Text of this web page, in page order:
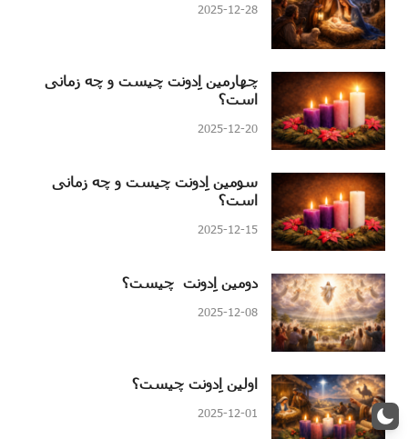
2025-12-28
چهارمین اِدونت چیست و چه زمانی
است؟
2025-12-20
سومین اِدونت چیست و چه زمانی
است؟
2025-12-15
دومین اِدونت چیست؟
2025-12-08
اولین اِدونت چیست؟
2025-12-01